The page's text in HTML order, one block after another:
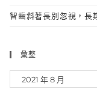
智齒斜著長別忽視，長
彙整